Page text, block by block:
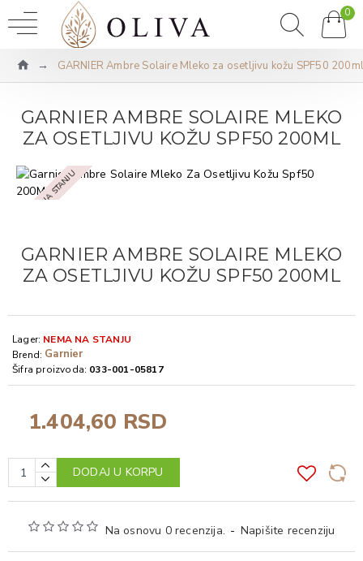
0
GARNIER Ambre Solaire Mleko za osetljivu kožu SPF50
GARNIER AMBRE SOLAIRE MLEKO
ZA OSETLJIVU KOŽU SPF50 200ML
NEMA NA STANJU
GARNIER AMBRE SOLAIRE MLEKO
ZA OSETLJIVU KOŽU SPF50 200ML
Na osnovu 0 recenzija. - Napišite recenziju
1.404,60 RSD
Lager: NEMA NA STANJU
Brend: Garnier
Šifra proizvoda: 033-001-05817
DODAJ U KORPU